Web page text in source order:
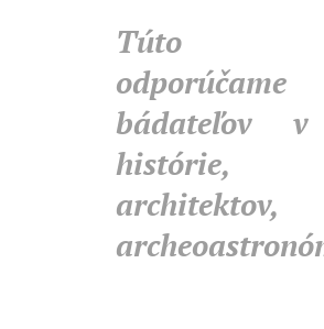
Túto
bádateľov
histórie,